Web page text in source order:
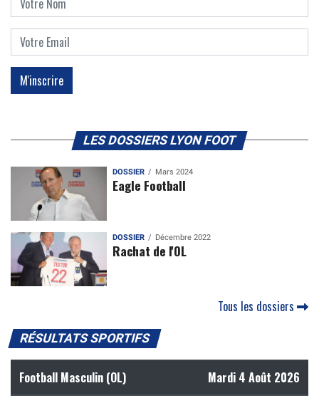
LES DOSSIERS LYON FOOT
DOSSIER Mars 2024
Eagle Football
DOSSIER Décembre 2022
Rachat de l'OL
Tous les dossiers
RÉSULTATS SPORTIFS
Football Masculin (OL) Mardi 4 Août 2026